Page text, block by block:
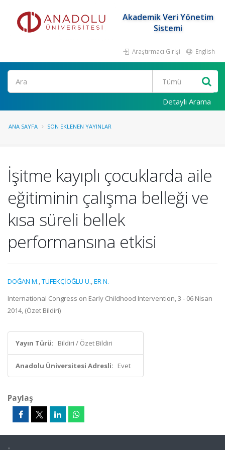
Akademik Veri Yönetim
Sistemi
Araştırmacı Girişi English
Ara
Detaylı Arama
ANA SAYFA SON EKLENEN YAYINLAR
İşitme kayıplı çocuklarda aile
eğitiminin çalışma belleği ve
kısa süreli bellek
performansına etkisi
DOĞAN M.,TÜFEKÇİOĞLU U.,ER N.
International Congress on Early Childhood Intervention, 3 - 06 Nisan
2014, (Özet Bildiri)
Yayın Türü: Bildiri / Özet Bildiri
Anadolu Üniversitesi Adresli: Evet
Paylaş